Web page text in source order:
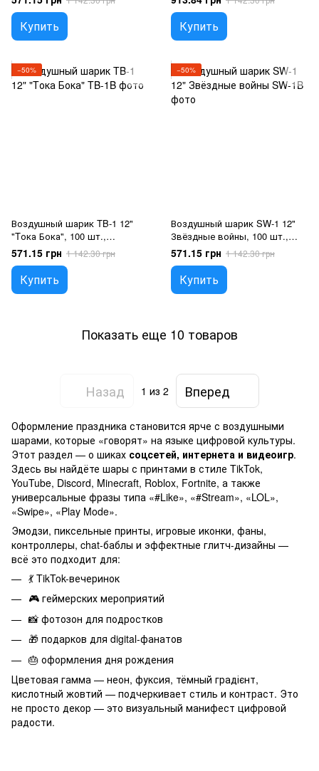
сети
Купить
На любое событие
Купить
−50%
Воздушный шарик TB-1 12"
"Tока Бока", 100 шт.,
12"/30см., Ассорти пастель,
Тока Бока
571.15 грн 1 142.30 грн
Купить
−50%
Воздушный шарик SW-1 12"
Звёздные войны, 100 шт.,
12"/30см., Ассорти пастель,
Звёздные Войны
571.15 грн 1 142.30 грн
Купить
Показать еще 10 товаров
Назад 1 из 2 Вперед
Оформление праздника становится ярче с воздушными
шарами, которые «говорят» на языке цифровой культуры.
Этот раздел — о шиках соцсетей, интернета и видеоигр.
Здесь вы найдёте шары с принтами в стиле TikTok,
YouTube, Discord, Minecraft, Roblox, Fortnite, а также
универсальные фразы типа «#Like», «#Stream», «LOL»,
«Swipe», «Play Mode».
Эмодзи, пиксельные принты, игровые иконки, фаны,
контроллеры, chat-баблы и эффектные глитч-дизайны —
всё это подходит для:
💃 TikTok-вечеринок
🎮 геймерских мероприятий
📸 фотозон для подростков
🎁 подарков для digital-фанатов
🎂 оформления дня рождения
Цветовая гамма — неон, фуксия, тёмный градієнт,
кислотный жовтий — подчеркивает стиль и контраст. Это
не просто декор — это визуальный манифест цифровой
радости.